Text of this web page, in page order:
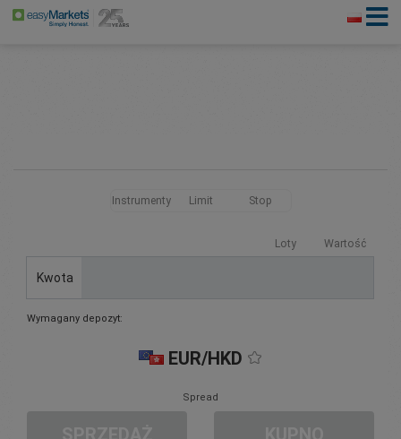
Instrumenty Limit Stop
Loty Wartość
Kwota
Wymagany depozyt:
EUR/HKD
Spread